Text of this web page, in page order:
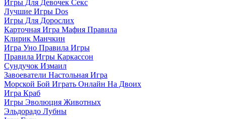
Игры Для Девочек Секс
Лучшие Игры Dos
Игры Для Дорослих
Карточная Игра Мафия Правила
Клирик Манчкин
Игра Уно Правила Игры
Правила Игры Каркассон
Сундучок Измаил
Завоеватели Настольная Игра
Морской Бой Играть Онлайн На Двоих
Игра Краб
Игры Эволюция Животных
Эльдорадо Лубны